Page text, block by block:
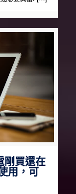
剛買還在
用，可